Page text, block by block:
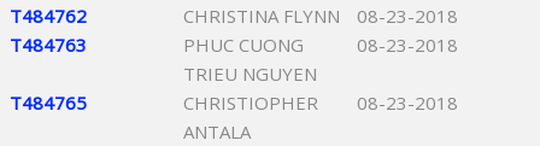
T484762 CHRISTINA FLYNN
08-23-2018
T484763
PHUC CUONG
TRIEU NGUYEN
08-23-2018
T484765
CHRISTIOPHER
ANTALA
08-23-2018